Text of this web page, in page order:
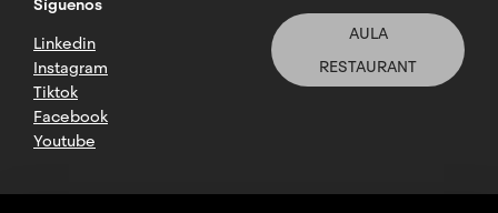
Síguenos
Linkedin
Instagram
Tiktok
Facebook
Youtube
AULA
RESTAURANT